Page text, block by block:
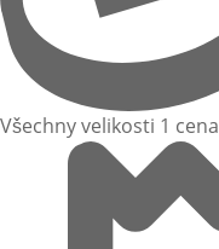
Všechny velikosti 1 cena